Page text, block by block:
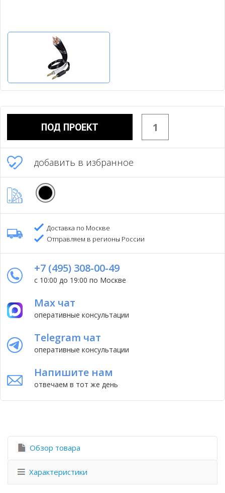
ПОД ПРОЕКТ
добавить в избранное
Доставка по Москве
Отправляем в регионы России
+7 (495) 308-00-49
с 10:00 до 19:00 по Москве
Max чат
оперативные консультации
Telegram чат
оперативные консультации
Напишите нам
отвечаем в тот же день
Обзор товара
Характеристики